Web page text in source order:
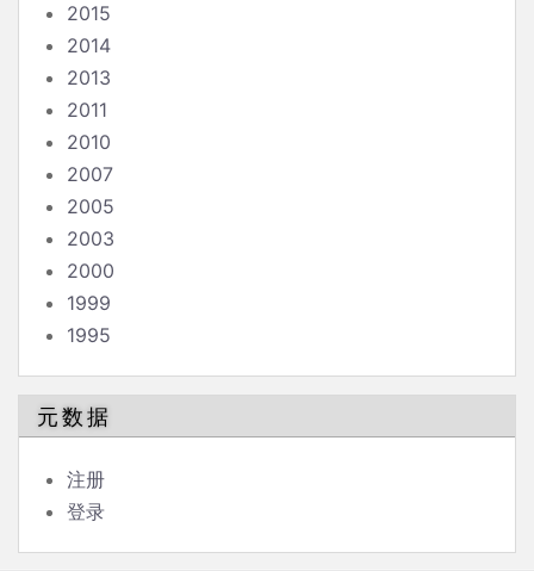
2015
2014
2013
2011
2010
2007
2005
2003
2000
1999
1995
元数据
注册
登录